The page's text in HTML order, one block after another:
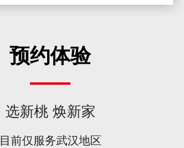
预约体验
选新桃 焕新家
目前仅服务武汉地区